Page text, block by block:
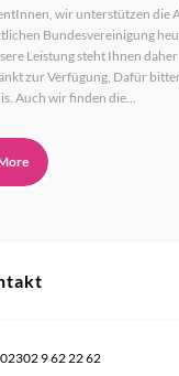
wir unterstützen die
Bundesvereinigung
Leistung steht Ihnen
zur Verfügung, Dafür
Auch wir finden die...
9 62 22 62